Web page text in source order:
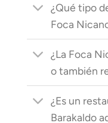
¿Qué tipo
Foca
¿La Foca
o también
¿Es un
Barakaldo